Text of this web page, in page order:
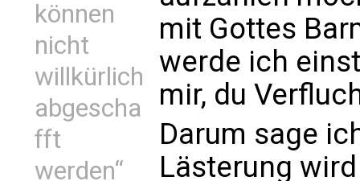
können
nicht
willkürlich
abgescha
fft
werden“
mit Gottes
werde ich
mir, du
Darum sage
Lästerung